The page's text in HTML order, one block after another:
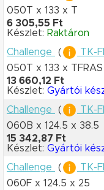
050T x 133 x T
6 305,55 Ft
Készlet: Raktáron
Challenge
( TK-
050T x 133 x TFRAS
13 660,12 Ft
Készlet: Gyártói
Challenge
( TK-
060B x 124.5 x 38.5
15 342,87 Ft
Készlet: Gyártói
Challenge
( TK-
060F x 124.5 x 25